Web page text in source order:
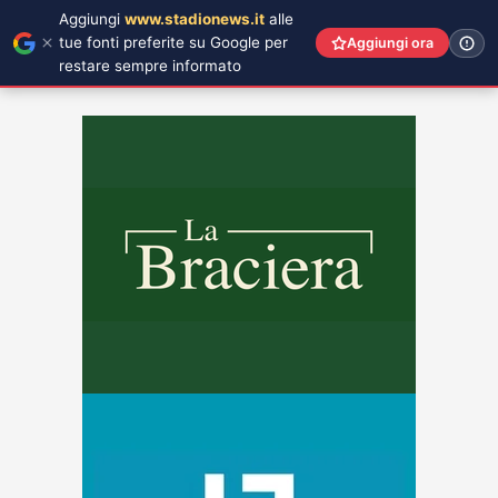
Aggiungi www.stadionews.it alle
tue fonti preferite su Google per
restare sempre informato
Aggiungi ora